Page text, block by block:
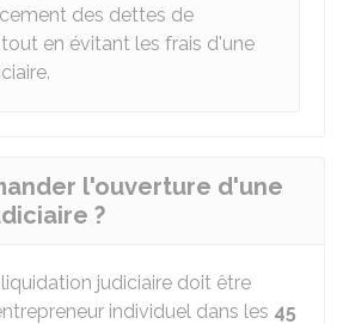
des dettes de
tout en évitant les frais d'une
l'ouverture d'une
?
judiciaire doit être
individuel dans les 45